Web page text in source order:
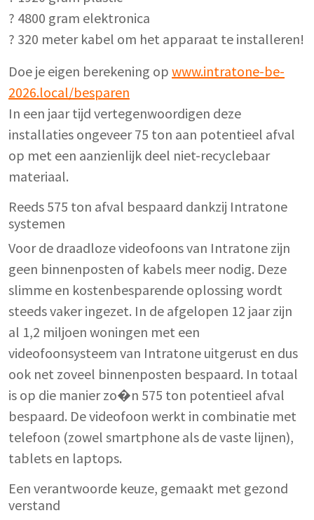
? 4800 gram elektronica
? 320 meter kabel om het apparaat te installeren!
Doe je eigen berekening op www.intratone-be-
2026.local/besparen
In een jaar tijd vertegenwoordigen deze
installaties ongeveer 75 ton aan potentieel afval
op met een aanzienlijk deel niet-recyclebaar
materiaal.
Reeds 575 ton afval bespaard dankzij Intratone
systemen
Voor de draadloze videofoons van Intratone zijn
geen binnenposten of kabels meer nodig. Deze
slimme en kostenbesparende oplossing wordt
steeds vaker ingezet. In de afgelopen 12 jaar zijn
al 1,2 miljoen woningen met een
videofoonsysteem van Intratone uitgerust en dus
ook net zoveel binnenposten bespaard. In totaal
is op die manier zo�n 575 ton potentieel afval
bespaard. De videofoon werkt in combinatie met
telefoon (zowel smartphone als de vaste lijnen),
tablets en laptops.
Een verantwoorde keuze, gemaakt met gezond
verstand